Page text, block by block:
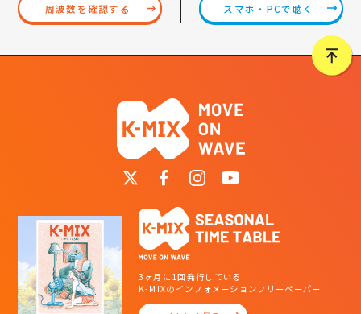
周波数を確認する スマホ・PCで聴く
3ヶ月に1回発行している
K-MIXのインフォメーションフリーペーパー